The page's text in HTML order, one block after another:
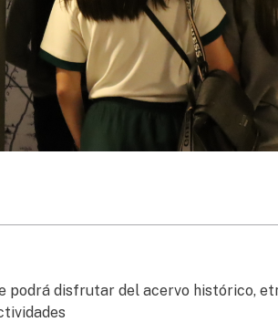
podrá disfrutar del acervo histórico,